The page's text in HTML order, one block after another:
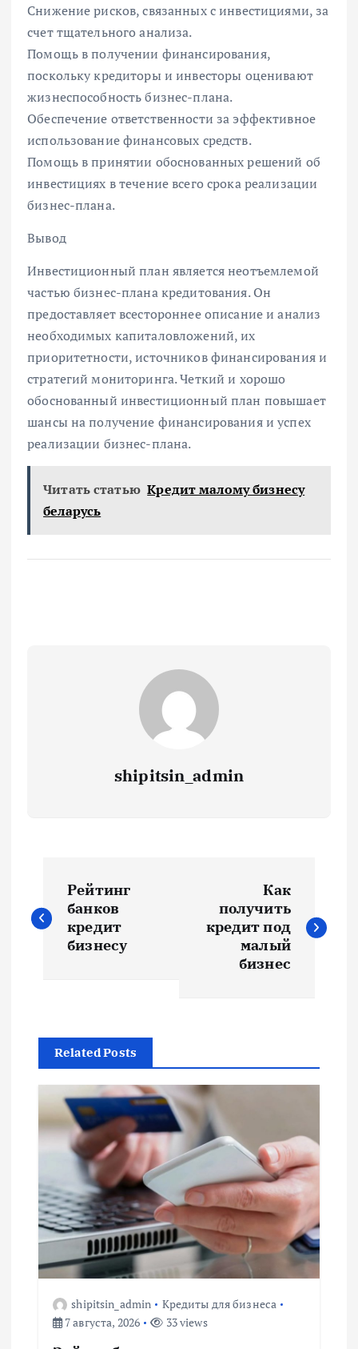
Снижение рисков, связанных с инвестициями, за
счет тщательного анализа.
Помощь в получении финансирования,
поскольку кредиторы и инвесторы оценивают
жизнеспособность бизнес-плана.
Обеспечение ответственности за эффективное
использование финансовых средств.
Помощь в принятии обоснованных решений об
инвестициях в течение всего срока реализации
бизнес-плана.
Вывод
Инвестиционный план является неотъемлемой
частью бизнес-плана кредитования. Он
предоставляет всестороннее описание и анализ
необходимых капиталовложений, их
приоритетности, источников финансирования и
стратегий мониторинга. Четкий и хорошо
обоснованный инвестиционный план повышает
шансы на получение финансирования и успех
реализации бизнес-плана.
Читать статью Кредит малому бизнесу
беларусь
shipitsin_admin
а
г
а
ц
и
я
п
о
Рейтинг
банков
кредит
бизнесу
Как
получить
кредит под
малый
бизнес
Related Posts
shipitsin_admin
Кредиты для бизнеса
7 августа, 2026
33 views